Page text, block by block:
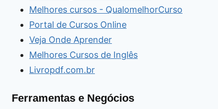
Melhores cursos - QualomelhorCurso
Portal de Cursos Online
Veja Onde Aprender
Melhores Cursos de Inglês
Livropdf.com.br
Ferramentas e Negócios